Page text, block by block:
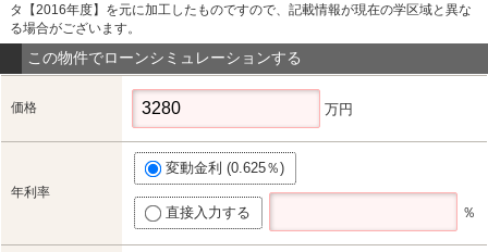
タ【2016年度】を元に加工したものですので、記載情報が現在の学区域と異な
る場合がございます。
この物件でローンシミュレーションする
価格 万円
年利率
変動金利 (0.625％)
直接入力する ％